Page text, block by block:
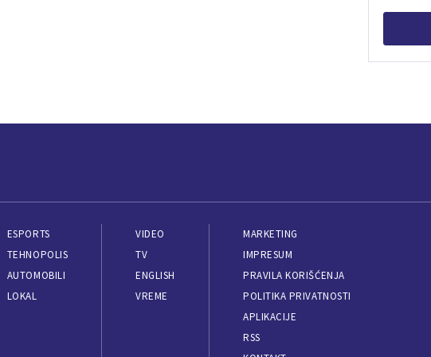
ESPORTS
TEHNOPOLIS
AUTOMOBILI
LOKAL
VIDEO
TV
ENGLISH
VREME
MARKETING
IMPRESUM
PRAVILA KORIŠĆENJA
POLITIKA PRIVATNOSTI
APLIKACIJE
RSS